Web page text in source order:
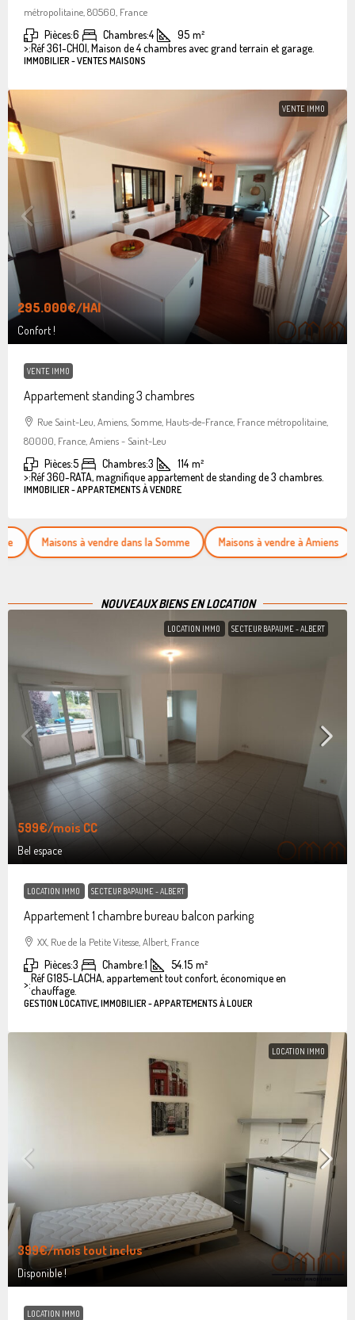
métropolitaine, 80560, France
Pièces:6 Chambres:4 95 m²
>:Réf 361-CHOI, Maison de 4 chambres avec grand terrain et garage.
IMMOBILIER - VENTES MAISONS
VENTE IMMO
295.000€/HAI
Confort !
VENTE IMMO
Appartement standing 3 chambres
Rue Saint-Leu, Amiens, Somme, Hauts-de-France, France métropolitaine,
80000, France, Amiens - Saint-Leu
Pièces:5 Chambres:3 114 m²
>:Réf 360-RATA, magnifique appartement de standing de 3 chambres.
IMMOBILIER - APPARTEMENTS À VENDRE
Maisons à vendre dans la Somme Maisons à vendre à Amiens
NOUVEAUX BIENS EN LOCATION
LOCATION IMMO SECTEUR BAPAUME - ALBERT
599€/mois CC
Bel espace
LOCATION IMMO SECTEUR BAPAUME - ALBERT
Appartement 1 chambre bureau balcon parking
XX, Rue de la Petite Vitesse, Albert, France
Pièces:3 Chambre:1 54.15 m²
>:Réf G185-LACHA, appartement tout confort, économique en
chauffage.
GESTION LOCATIVE, IMMOBILIER - APPARTEMENTS À LOUER
LOCATION IMMO
399€/mois tout inclus
Disponible !
LOCATION IMMO